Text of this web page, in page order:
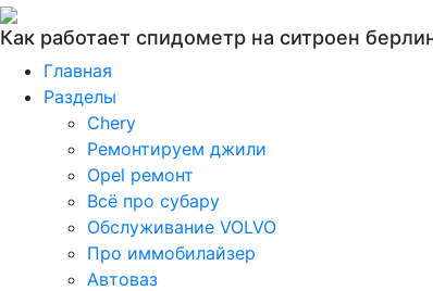
Как работает спидометр на ситроен
Главная
Разделы
Chery
Ремонтируем джили
Opel ремонт
Всё про субару
Обслуживание VOLVO
Про иммобилайзер
Автоваз